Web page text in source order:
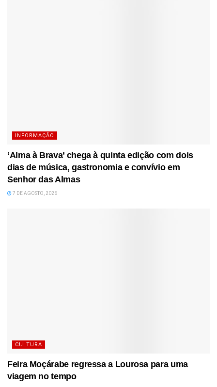
INFORMAÇÃO
‘Alma à Brava’ chega à quinta edição com dois
dias de música, gastronomia e convívio em
Senhor das Almas
7 DE AGOSTO, 2026
CULTURA
Feira Moçárabe regressa a Lourosa para uma
viagem no tempo